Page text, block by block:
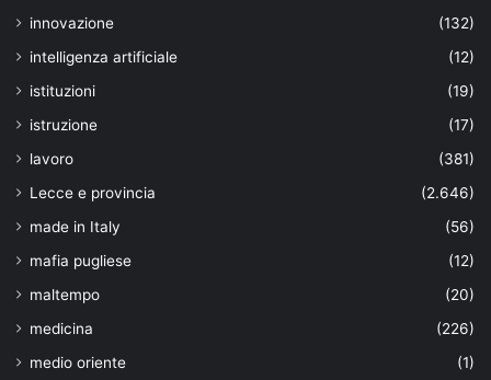
innovazione
(132)
intelligenza artificiale
(12)
istituzioni
(19)
istruzione
(17)
lavoro
(381)
Lecce e provincia
(2.646)
made in Italy
(56)
mafia pugliese
(12)
maltempo
(20)
medicina
(226)
medio oriente
(1)